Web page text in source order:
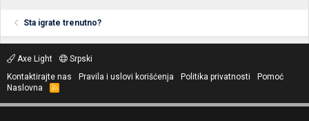
Sta igrate trenutno?
Axe Light
Srpski
Kontaktirajte nas
Pravila i uslovi korišćenja Politika privatnosti
Pomoć
Naslovna
R
S